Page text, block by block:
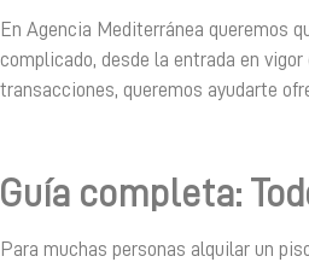
En Agencia Mediterránea queremos
complicado, desde la entrada en
transacciones, queremos ayudarte
Guía completa:
Para muchas personas alquilar un